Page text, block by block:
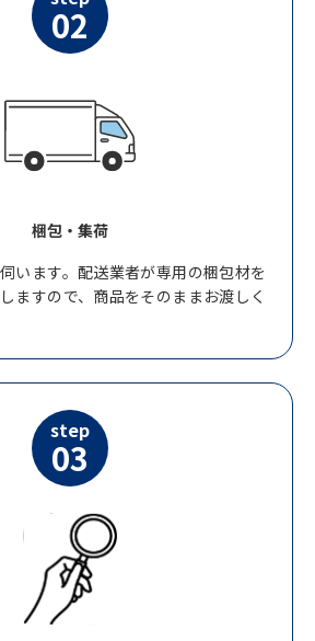
02
梱包・集荷
います。配送業者が専用の梱包材を
ますので、商品をそのままお渡しく
step
03